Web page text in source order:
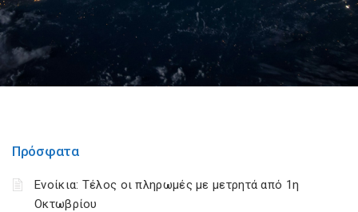
Πρόσφατα
Ενοίκια: Τέλος οι πληρωμές με μετρητά από 1η
Οκτωβρίου